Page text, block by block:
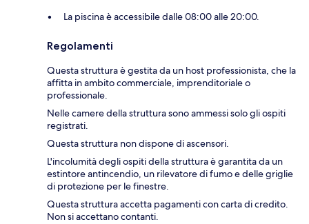
La piscina è accessibile dalle 08:00 alle 20:00.
Regolamenti
Questa struttura è gestita da un host professionista, che la
affitta in ambito commerciale, imprenditoriale o
professionale.
Nelle camere della struttura sono ammessi solo gli ospiti
registrati.
Questa struttura non dispone di ascensori.
L'incolumità degli ospiti della struttura è garantita da un
estintore antincendio, un rilevatore di fumo e delle griglie
di protezione per le finestre.
Questa struttura accetta pagamenti con carta di credito.
Non si accettano contanti.